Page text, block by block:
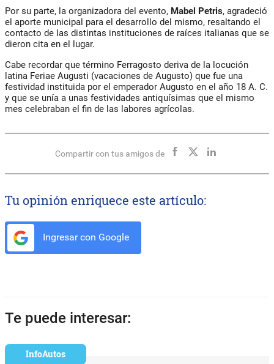
Por su parte, la organizadora del evento, Mabel Petris, agradeció
el aporte municipal para el desarrollo del mismo, resaltando el
contacto de las distintas instituciones de raíces italianas que se
dieron cita en el lugar.
Cabe recordar que término Ferragosto deriva de la locución
latina Feriae Augusti (vacaciones de Augusto) que fue una
festividad instituida por el emperador Augusto en el año 18 A. C.
y que se unía a unas festividades antiquísimas que el mismo
mes celebraban el fin de las labores agrícolas.
Compartir con tus amigos de
Tu opinión enriquece este artículo:
Ingresar con Google
Te puede interesar:
InfoAutos